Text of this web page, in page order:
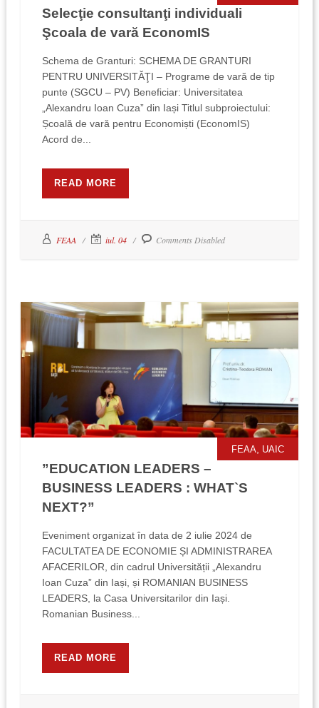
Selecţie consultanţi individuali
Şcoala de vară EconomIS
Schema de Granturi: SCHEMA DE GRANTURI
PENTRU UNIVERSITĂŢI – Programe de vară de tip
punte (SGCU – PV) Beneficiar: Universitatea
„Alexandru Ioan Cuza” din Iași Titlul subproiectului:
Școală de vară pentru Economiști (EconomIS)
Acord de...
READ MORE
FEAA iul. 04 Comments Disabled
FEAA, UAIC
”EDUCATION LEADERS –
BUSINESS LEADERS : WHAT`S
NEXT?”
Eveniment organizat în data de 2 iulie 2024 de
FACULTATEA DE ECONOMIE ȘI ADMINISTRAREA
AFACERILOR, din cadrul Universității „Alexandru
Ioan Cuza” din Iași, și ROMANIAN BUSINESS
LEADERS, la Casa Universitarilor din Iași.
Romanian Business...
READ MORE